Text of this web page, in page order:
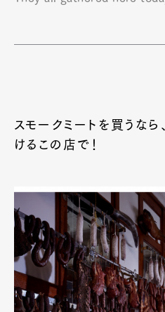
スモークミートを買うな
けるこの店で！